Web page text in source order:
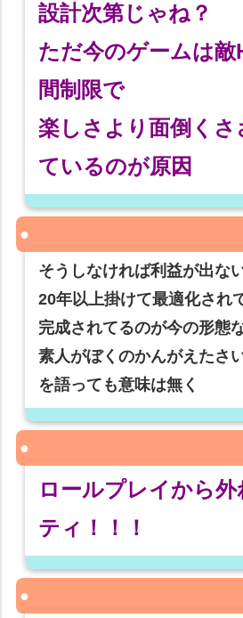
設計次第じゃね？
ただ今のゲームは敵
間制限で
楽しさより面倒く
ているのが原因
そうしなければ利益が出な
20年以上掛けて最適化され
完成されてるのが今の形態
素人がぼくのかんがえたさ
を語っても意味は無く
ロールプレイから
ティ！！！